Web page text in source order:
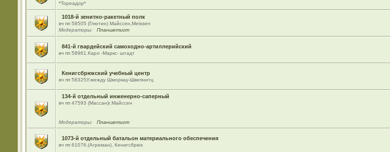
*Тореадор*
1018-й зенитно-ракетный полк
вч пп 58505 (Глютин) Майсcен,Meissen
Модераторы:
Планшетист
841-й гвардейский самоходно-артиллерийский
вч пп 58961.Карл -Маркс- штадт
Кенигсбрюкский учебный центр
вч пп 58325У,между Шморкау-Швепнитц
134-й отдельный инженерно-саперный
вч пп 47593 (Массан)г.Майссен
Модераторы: Планшетист
1073-й отдельный батальон материального обеспечения
вч пп 61076,(Агреман), Кенигсбрюк